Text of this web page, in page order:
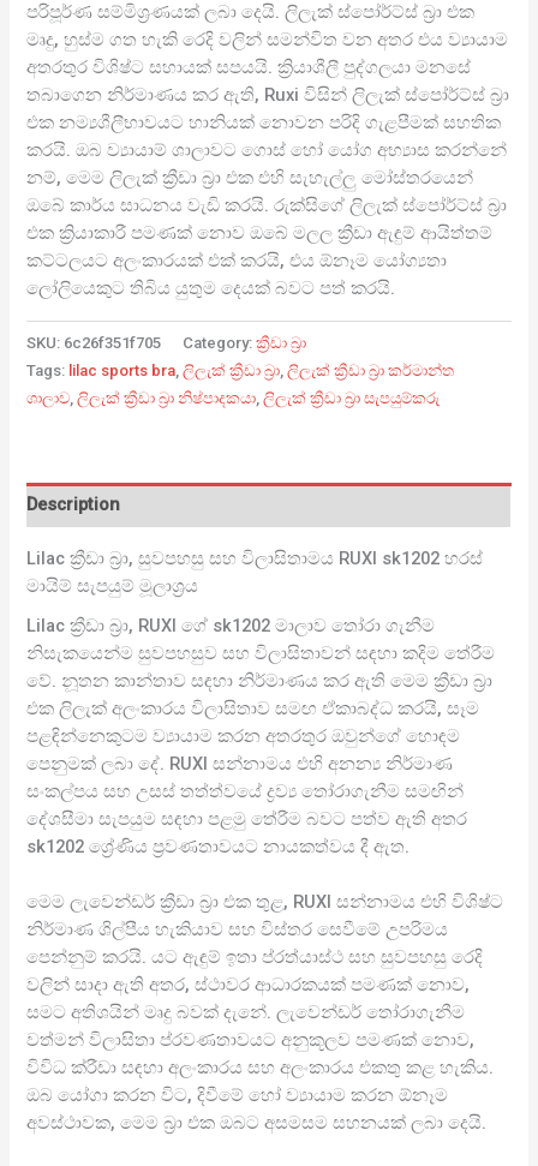
පරිපූර්ණ සම්මිශ්‍රණයක් ලබා දෙයි. ලිලැක් ස්පෝර්ට්ස් බ්‍රා එක
මෘදු, හුස්ම ගත හැකි රෙදි වලින් සමන්විත වන අතර එය ව්‍යායාම
අතරතුර විශිෂ්ට සහායක් සපයයි. ක්‍රියාශීලී පුද්ගලයා මනසේ
තබාගෙන නිර්මාණය කර ඇති, Ruxi විසින් ලිලැක් ස්පෝර්ට්ස් බ්‍රා
එක නම්‍යශීලීභාවයට හානියක් නොවන පරිදි ගැළපීමක් සහතික
කරයි. ඔබ ව්‍යායාම් ශාලාවට ගොස් හෝ යෝග අභ්‍යාස කරන්නේ
නම්, මෙම ලිලැක් ක්‍රීඩා බ්‍රා එක එහි සැහැල්ලු මෝස්තරයෙන්
ඔබේ කාර්ය සාධනය වැඩි කරයි. රුක්සිගේ ලිලැක් ස්පෝර්ට්ස් බ්‍රා
එක ක්‍රියාකාරී පමණක් නොව ඔබේ මලල ක්‍රීඩා ඇඳුම් ආයිත්තම්
කට්ටලයට අලංකාරයක් එක් කරයි, එය ඕනෑම යෝග්‍යතා
ලෝලියෙකුට තිබිය යුතුම දෙයක් බවට පත් කරයි.
SKU: 6c26f351f705 Category:ක්‍රීඩා බ්‍රා
Tags: lilac sports bra,ලිලැක් ක්‍රීඩා බ්‍රා,ලිලැක් ක්‍රීඩා බ්‍රා කර්මාන්ත
ශාලාව,ලිලැක් ක්‍රීඩා බ්‍රා නිෂ්පාදකයා,ලිලැක් ක්‍රීඩා බ්‍රා සැපයුම්කරු
Description
Lilac ක්‍රීඩා බ්‍රා, සුවපහසු සහ විලාසිතාමය RUXI sk1202 හරස්
මායිම් සැපයුම් මූලාශ්‍රය
Lilac ක්‍රීඩා බ්‍රා, RUXI ගේ sk1202 මාලාව තෝරා ගැනීම
නිසැකයෙන්ම සුවපහසුව සහ විලාසිතාවන් සඳහා කදිම තේරීම
වේ. නූතන කාන්තාව සඳහා නිර්මාණය කර ඇති මෙම ක්‍රීඩා බ්‍රා
එක ලිලැක් අලංකාරය විලාසිතාව සමඟ ඒකාබද්ධ කරයි, සෑම
පළඳින්නෙකුටම ව්‍යායාම කරන අතරතුර ඔවුන්ගේ හොඳම
පෙනුමක් ලබා දේ. RUXI සන්නාමය එහි අනන්‍ය නිර්මාණ
සංකල්පය සහ උසස් තත්ත්වයේ ද්‍රව්‍ය තෝරාගැනීම සමඟින්
දේශසීමා සැපයුම සඳහා පළමු තේරීම බවට පත්ව ඇති අතර
sk1202 ශ්‍රේණිය ප්‍රවණතාවයට නායකත්වය දී ඇත.
මෙම ලැවෙන්ඩර් ක්‍රීඩා බ්‍රා එක තුළ, RUXI සන්නාමය එහි විශිෂ්ට
නිර්මාණ ශිල්පීය හැකියාව සහ විස්තර සෙවීමේ උපරිමය
පෙන්නුම් කරයි. යට ඇඳුම් ඉතා ප්රත්යාස්ථ සහ සුවපහසු රෙදි
වලින් සාදා ඇති අතර, ස්ථාවර ආධාරකයක් පමණක් නොව,
සමට අතිශයින් මෘදු බවක් දැනේ. ලැවෙන්ඩර් තෝරාගැනීම
වත්මන් විලාසිතා ප්රවණතාවයට අනුකූලව පමණක් නොව,
විවිධ ක්රීඩා සඳහා අලංකාරය සහ අලංකාරය එකතු කළ හැකිය.
ඔබ යෝගා කරන විට, දිවීමේ හෝ ව්‍යායාම කරන ඕනෑම
අවස්ථාවක, මෙම බ්‍රා එක ඔබට අසමසම සහනයක් ලබා දෙයි.